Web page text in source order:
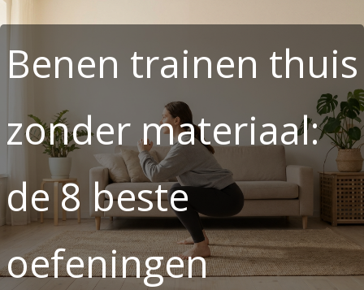
Benen trainen thuis
zonder materiaal:
de 8 beste
oefeningen